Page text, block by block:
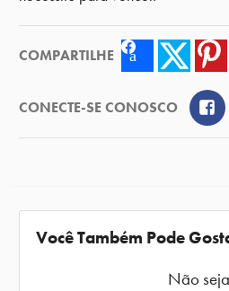
COMPARTILHE FacebookTwitter
CONECTE-SE CONOSCO
Você Também Pode
Não